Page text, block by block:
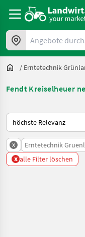
Angebote durchsuchen
/ Erntetechnik
Fendt Kreiselheuer
So wird auf
x Erntetechnik
x alle Filter löschen